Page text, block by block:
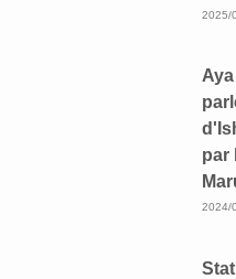
2025/
par
2024/